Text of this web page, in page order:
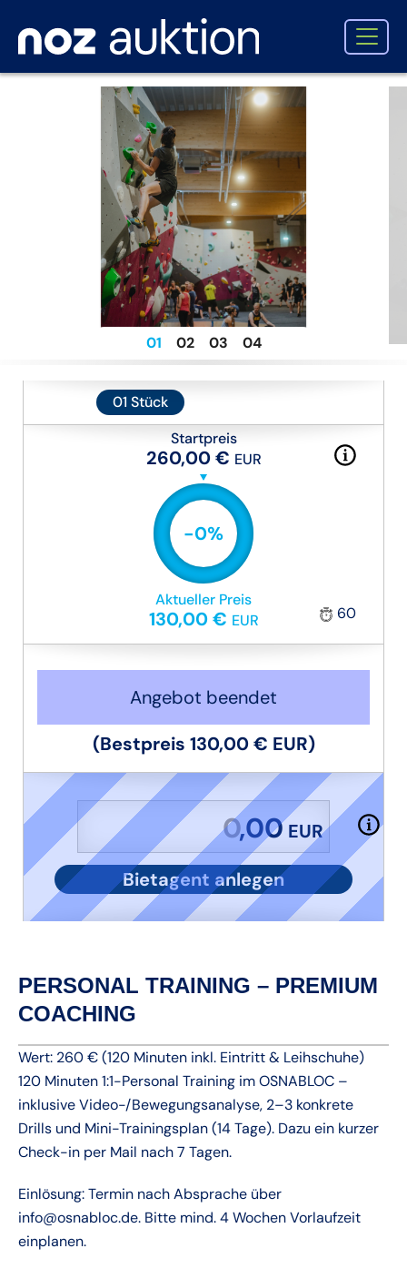
1 2 3 4
01 Stück
60
Startpreis
260,00 € EUR
-0%
Aktueller Preis
130,00 € EUR
Angebot beendet
(Bestpreis 130,00 € EUR)
,00 EUR
Bietagent anlegen
PERSONAL TRAINING – PREMIUM
COACHING
Wert: 260 € (120 Minuten inkl. Eintritt & Leihschuhe)
120 Minuten 1:1-Personal Training im OSNABLOC –
inklusive Video-/Bewegungsanalyse, 2–3 konkrete
Drills und Mini-Trainingsplan (14 Tage). Dazu ein kurzer
Check-in per Mail nach 7 Tagen.
Einlösung: Termin nach Absprache über
info@osnabloc.de. Bitte mind. 4 Wochen Vorlaufzeit
einplanen.